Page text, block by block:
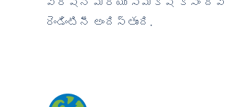
రెండింటినీ అందిస్తుంది.